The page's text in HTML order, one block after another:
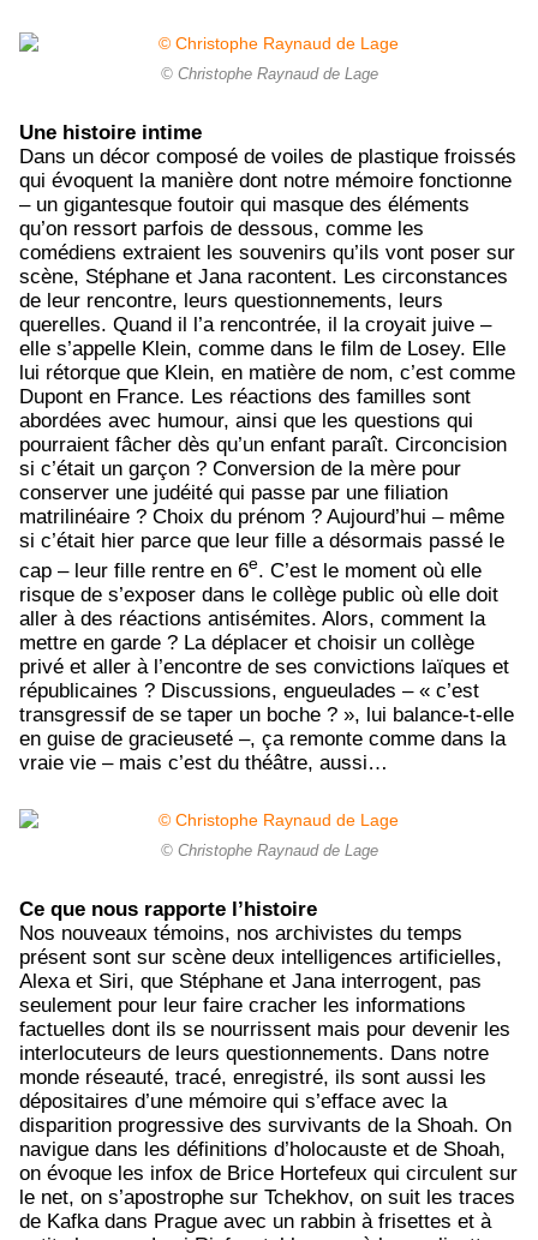
© Christophe Raynaud de Lage
Une histoire intime
Dans un décor composé de voiles de plastique froissés
qui évoquent la manière dont notre mémoire fonctionne
– un gigantesque foutoir qui masque des éléments
qu’on ressort parfois de dessous, comme les
comédiens extraient les souvenirs qu’ils vont poser sur
scène, Stéphane et Jana racontent. Les circonstances
de leur rencontre, leurs questionnements, leurs
querelles. Quand il l’a rencontrée, il la croyait juive –
elle s’appelle Klein, comme dans le film de Losey. Elle
lui rétorque que Klein, en matière de nom, c’est comme
Dupont en France. Les réactions des familles sont
abordées avec humour, ainsi que les questions qui
pourraient fâcher dès qu’un enfant paraît. Circoncision
si c’était un garçon ? Conversion de la mère pour
conserver une judéité qui passe par une filiation
matrilinéaire ? Choix du prénom ? Aujourd’hui – même
si c’était hier parce que leur fille a désormais passé le
cap – leur fille rentre en 6e. C’est le moment où elle
risque de s’exposer dans le collège public où elle doit
aller à des réactions antisémites. Alors, comment la
mettre en garde ? La déplacer et choisir un collège
privé et aller à l’encontre de ses convictions laïques et
républicaines ? Discussions, engueulades – « c’est
transgressif de se taper un boche ? », lui balance-t-elle
en guise de gracieuseté –, ça remonte comme dans la
vraie vie – mais c’est du théâtre, aussi…
© Christophe Raynaud de Lage
Ce que nous rapporte l’histoire
Nos nouveaux témoins, nos archivistes du temps
présent sont sur scène deux intelligences artificielles,
Alexa et Siri, que Stéphane et Jana interrogent, pas
seulement pour leur faire cracher les informations
factuelles dont ils se nourrissent mais pour devenir les
interlocuteurs de leurs questionnements. Dans notre
monde réseauté, tracé, enregistré, ils sont aussi les
dépositaires d’une mémoire qui s’efface avec la
disparition progressive des survivants de la Shoah. On
navigue dans les définitions d’holocauste et de Shoah,
on évoque les infox de Brice Hortefeux qui circulent sur
le net, on s’apostrophe sur Tchekhov, on suit les traces
de Kafka dans Prague avec un rabbin à frisettes et à